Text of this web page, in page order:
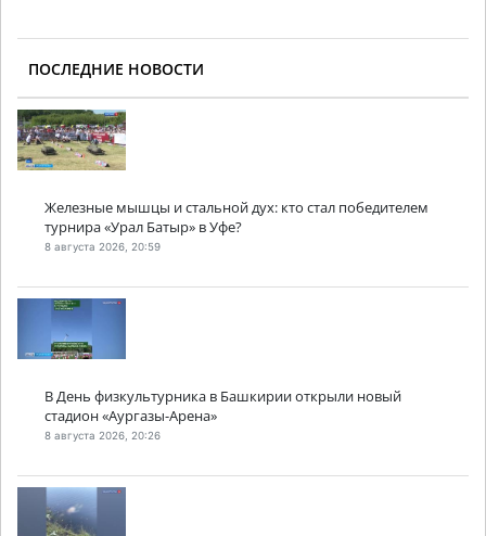
ПОСЛЕДНИЕ НОВОСТИ
Железные мышцы и стальной дух: кто стал победителем
турнира «Урал Батыр» в Уфе?
8 августа 2026, 20:59
В День физкультурника в Башкирии открыли новый
стадион «Аургазы-Арена»
8 августа 2026, 20:26